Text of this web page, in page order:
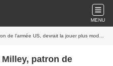
MENU
de l’armée US, devrait la jouer plus modeste
Milley, patron de